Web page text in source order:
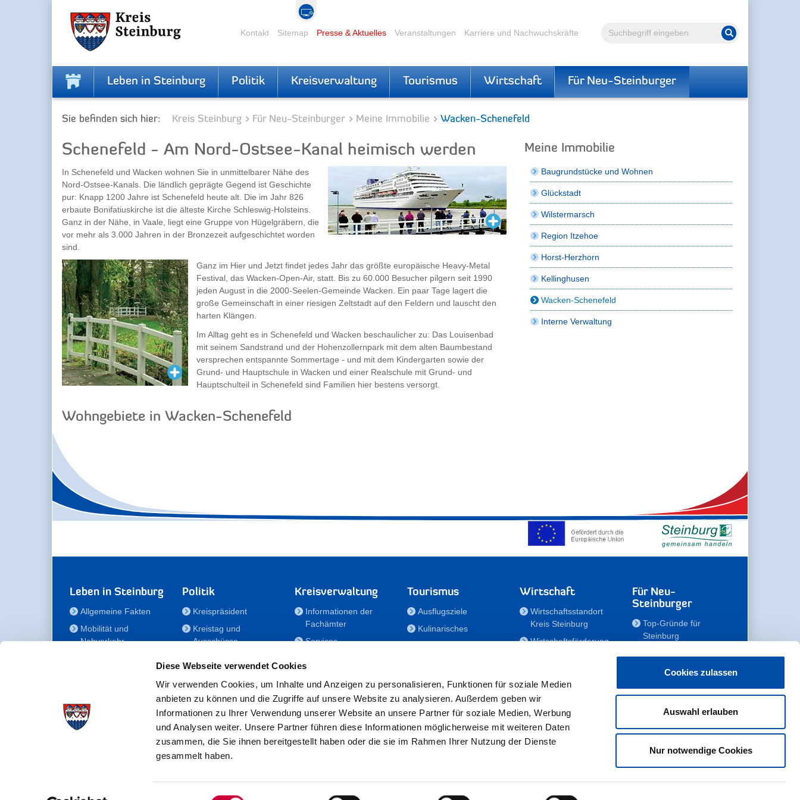
Diese Webseite verwendet Cookies
Wir verwenden Cookies, um Inhalte und Anzeigen zu personalisieren, Funktionen für soziale Medien
anbieten zu können und die Zugriffe auf unsere Website zu analysieren. Außerdem geben wir
Informationen zu Ihrer Verwendung unserer Website an unsere Partner für soziale Medien, Werbung
und Analysen weiter. Unsere Partner führen diese Informationen möglicherweise mit weiteren Daten
zusammen, die Sie ihnen bereitgestellt haben oder die sie im Rahmen Ihrer Nutzung der Dienste
gesammelt haben.
Einwilligungsauswahl
Cookies zulassen
Auswahl erlauben
Nur notwendige Cookies
Volltextsuche Suche starten
Kontakt Sitemap Presse & Aktuelles Veranstaltungen Karriere und Nachwuchskräfte
Leben in Steinburg Politik Kreisverwaltung Tourismus Wirtschaft Für Neu-Steinburger
Sie befinden sich hier: Kreis Steinburg Für Neu-Steinburger Meine Immobilie Wacken-Schenefeld
Schenefeld - Am Nord-Ostsee-Kanal heimisch werden
In Schenefeld und Wacken wohnen Sie in unmittelbarer Nähe des
Nord-Ostsee-Kanals. Die ländlich geprägte Gegend ist Geschichte
pur: Knapp 1200 Jahre ist Schenefeld heute alt. Die im Jahr 826
erbaute Bonifatiuskirche ist die älteste Kirche Schleswig-Holsteins.
Ganz in der Nähe, in Vaale, liegt eine Gruppe von Hügelgräbern, die
vor mehr als 3.000 Jahren in der Bronzezeit aufgeschichtet worden
sind.
Ganz im Hier und Jetzt findet jedes Jahr das größte europäische Heavy-Metal
Festival, das Wacken-Open-Air, statt. Bis zu 60.000 Besucher pilgern seit 1990
jeden August in die 2000-Seelen-Gemeinde Wacken. Ein paar Tage lagert die
große Gemeinschaft in einer riesigen Zeltstadt auf den Feldern und lauscht den
harten Klängen.
Im Alltag geht es in Schenefeld und Wacken beschaulicher zu: Das Louisenbad
mit seinem Sandstrand und der Hohenzollernpark mit dem alten Baumbestand
versprechen entspannte Sommertage - und mit dem Kindergarten sowie der
Grund- und Hauptschule in Wacken und einer Realschule mit Grund- und
Hauptschulteil in Schenefeld sind Familien hier bestens versorgt.
Wohngebiete in Wacken-Schenefeld
Meine Immobilie
Baugrundstücke und Wohnen
Glückstadt
Wilstermarsch
Region Itzehoe
Horst-Herzhorn
Kellinghusen
Wacken-Schenefeld
Interne Verwaltung
Leben in Steinburg
Allgemeine Fakten
Mobilität und
Nahverkehr
Gesundheit
Bildung
Politik
Kreispräsident
Kreistag und
Ausschüsse
für Menschen mit
Behinderung
Der
Kreisseniorenbeirat
Förderstiftung
Fördergesellschaft/Sportförderung
Kreisverwaltung
Informationen der
Fachämter
Services
Nachwuchskräfte
Notdienste
Bekanntmachungen
Formulare/Downloads
RSS-Feeds
Tourismus
Ausflugsziele
Kulinarisches
Veranstaltungen
Wirtschaft
Wirtschaftsstandort
Kreis Steinburg
Wirtschaftsförderung
Zahlen, Daten,
Fakten
Gewerbeflächen
Für Neu-
Steinburger
Top-Gründe für
Steinburg
Meine Immobilie
Erholen